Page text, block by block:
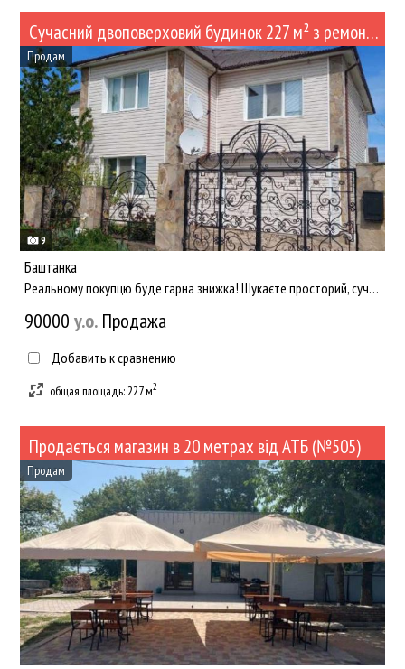
Сучасний двоповерховий будинок 227 м² з ремонтом, меблями та сауною, район Сирзаводу! (№500)
9
Продам
Баштанка
Реальному покупцю буде гарна знижка! Шукаєте просторий, сучасний та повністю готовий до заселення будинок у за...
90000 y.о. Продажа
Добавить к сравнению
общая площадь: 227 м2
Продається магазин в 20 метрах від АТБ (№505)
Продам